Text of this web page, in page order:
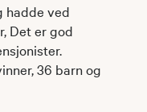
hadde ved
Det er god
36 barn og